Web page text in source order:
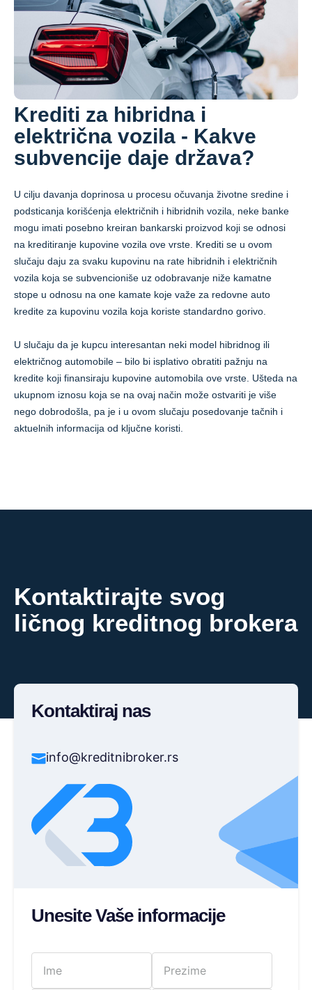
Krediti za hibridna i
električna vozila - Kakve
subvencije daje država?
U cilju davanja doprinosa u procesu očuvanja životne sredine i
podsticanja korišćenja električnih i hibridnih vozila, neke banke
mogu imati posebno kreiran bankarski proizvod koji se odnosi
na kreditiranje kupovine vozila ove vrste. Krediti se u ovom
slučaju daju za svaku kupovinu na rate hibridnih i električnih
vozila koja se subvencioniše uz odobravanje niže kamatne
stope u odnosu na one kamate koje važe za redovne auto
kredite za kupovinu vozila koja koriste standardno gorivo.
U slučaju da je kupcu interesantan neki model hibridnog ili
električnog automobile – bilo bi isplativo obratiti pažnju na
kredite koji finansiraju kupovine automobila ove vrste. Ušteda na
ukupnom iznosu koja se na ovaj način može ostvariti je više
nego dobrodošla, pa je i u ovom slučaju posedovanje tačnih i
aktuelnih informacija od ključne koristi.
Kontaktirajte svog
ličnog kreditnog brokera
Kontaktiraj nas
info@kreditnibroker.rs
Unesite Vaše informacije